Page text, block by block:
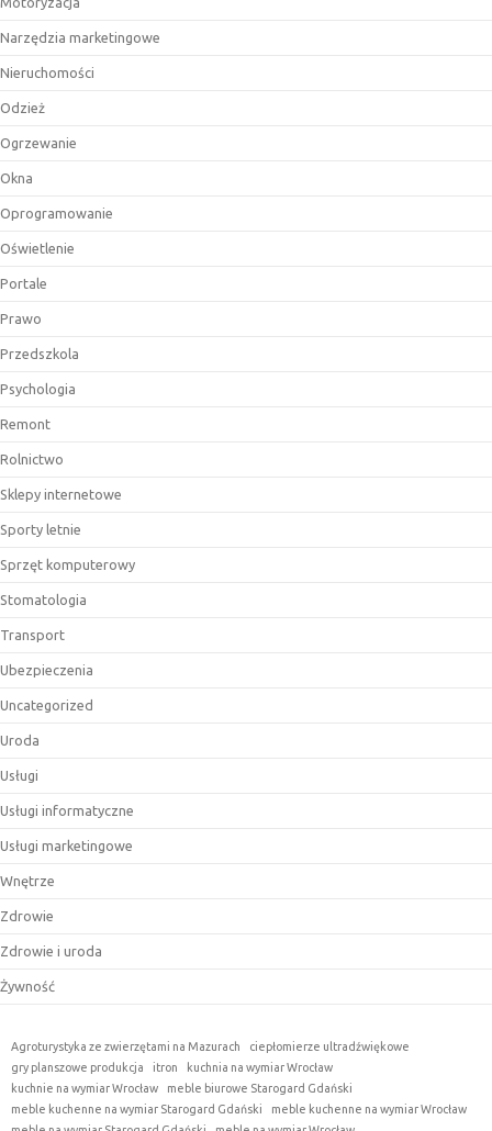
Narzędzia marketingowe
Nieruchomości
Odzież
Ogrzewanie
Okna
Oprogramowanie
Oświetlenie
Portale
Prawo
Przedszkola
Psychologia
Remont
Rolnictwo
Sklepy internetowe
Sporty letnie
Sprzęt komputerowy
Stomatologia
Transport
Ubezpieczenia
Uncategorized
Uroda
Usługi
Usługi informatyczne
Usługi marketingowe
Wnętrze
Zdrowie
Zdrowie i uroda
Żywność
Agroturystyka ze zwierzętami na Mazurach
ciepłomierze ultradźwiękowe
gry planszowe produkcja
itron
kuchnia na wymiar Wrocław
kuchnie na wymiar Wrocław
meble biurowe Starogard Gdański
meble kuchenne na wymiar Starogard Gdański
meble kuchenne na wymiar Wrocław